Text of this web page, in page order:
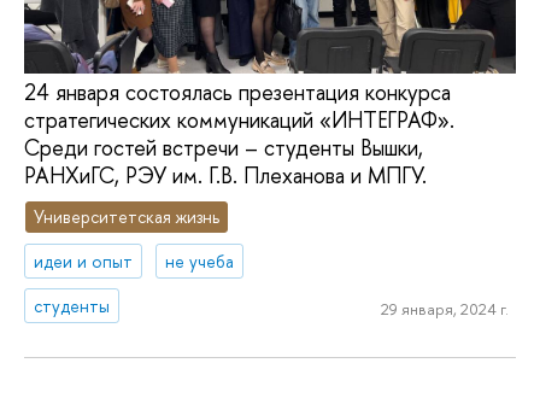
24 января состоялась презентация конкурса
стратегических коммуникаций «ИНТЕГРАФ».
Среди гостей встречи – студенты Вышки,
РАНХиГС, РЭУ им. Г.В. Плеханова и МПГУ.
Университетская жизнь
идеи и опыт
не учеба
студенты
29 января, 2024 г.